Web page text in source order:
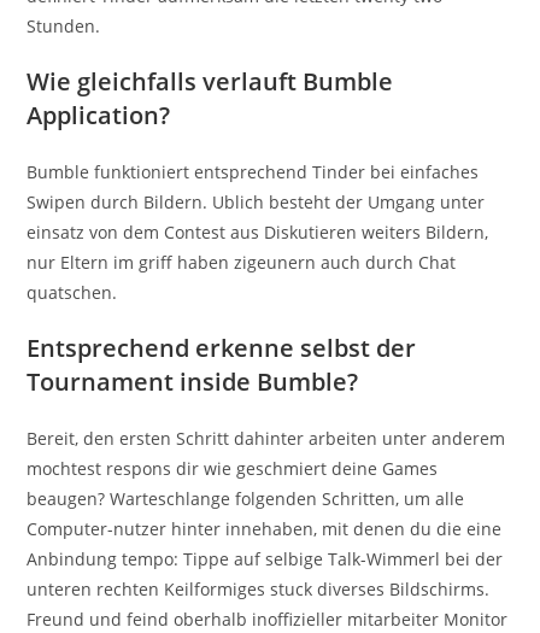
Stunden.
Wie gleichfalls verlauft Bumble
Application?
Bumble funktioniert entsprechend Tinder bei einfaches
Swipen durch Bildern. Ublich besteht der Umgang unter
einsatz von dem Contest aus Diskutieren weiters Bildern,
nur Eltern im griff haben zigeunern auch durch Chat
quatschen.
Entsprechend erkenne selbst der
Tournament inside Bumble?
Bereit, den ersten Schritt dahinter arbeiten unter anderem
mochtest respons dir wie geschmiert deine Games
beaugen? Warteschlange folgenden Schritten, um alle
Computer-nutzer hinter innehaben, mit denen du die eine
Anbindung tempo: Tippe auf selbige Talk-Wimmerl bei der
unteren rechten Keilformiges stuck diverses Bildschirms.
Freund und feind oberhalb inoffizieller mitarbeiter Monitor